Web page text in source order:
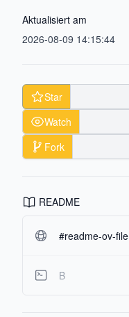
Aktualisiert am
2026-08-09 14:15:44
Star
Watch
Fork
README
#readme-ov-file
B